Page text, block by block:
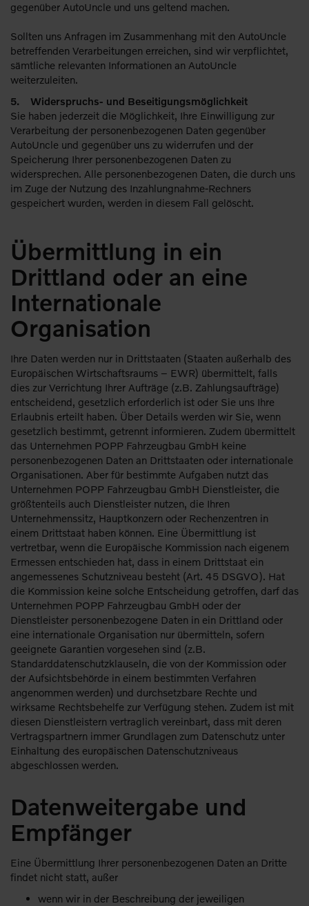
gegenüber AutoUncle und uns geltend machen.
Sollten uns Anfragen im Zusammenhang mit den AutoUncle
betreffenden Verarbeitungen erreichen, sind wir verpflichtet,
sämtliche relevanten Informationen an AutoUncle
weiterzuleiten.
5. Widerspruchs- und Beseitigungsmöglichkeit
Sie haben jederzeit die Möglichkeit, Ihre Einwilligung zur
Verarbeitung der personenbezogenen Daten gegenüber
AutoUncle und gegenüber uns zu widerrufen und der
Speicherung Ihrer personenbezogenen Daten zu
widersprechen. Alle personenbezogenen Daten, die durch uns
im Zuge der Nutzung des Inzahlungnahme-Rechners
gespeichert wurden, werden in diesem Fall gelöscht.
Übermittlung in ein
Drittland oder an eine
Internationale
Organisation
Ihre Daten werden nur in Drittstaaten (Staaten außerhalb des
Europäischen Wirtschaftsraums – EWR) übermittelt, falls
dies zur Verrichtung Ihrer Aufträge (z.B. Zahlungsaufträge)
entscheidend, gesetzlich erforderlich ist oder Sie uns Ihre
Erlaubnis erteilt haben. Über Details werden wir Sie, wenn
gesetzlich bestimmt, getrennt informieren. Zudem übermittelt
das Unternehmen POPP Fahrzeugbau GmbH keine
personenbezogenen Daten an Drittstaaten oder internationale
Organisationen. Aber für bestimmte Aufgaben nutzt das
Unternehmen POPP Fahrzeugbau GmbH Dienstleister, die
größtenteils auch Dienstleister nutzen, die Ihren
Unternehmenssitz, Hauptkonzern oder Rechenzentren in
einem Drittstaat haben können. Eine Übermittlung ist
vertretbar, wenn die Europäische Kommission nach eigenem
Ermessen entschieden hat, dass in einem Drittstaat ein
angemessenes Schutzniveau besteht (Art. 45 DSGVO). Hat
die Kommission keine solche Entscheidung getroffen, darf das
Unternehmen POPP Fahrzeugbau GmbH oder der
Dienstleister personenbezogene Daten in ein Drittland oder
eine internationale Organisation nur übermitteln, sofern
geeignete Garantien vorgesehen sind (z.B.
Standarddatenschutzklauseln, die von der Kommission oder
der Aufsichtsbehörde in einem bestimmten Verfahren
angenommen werden) und durchsetzbare Rechte und
wirksame Rechtsbehelfe zur Verfügung stehen. Zudem ist mit
diesen Dienstleistern vertraglich vereinbart, dass mit deren
Vertragspartnern immer Grundlagen zum Datenschutz unter
Einhaltung des europäischen Datenschutzniveaus
abgeschlossen werden.
Datenweitergabe und
Empfänger
Eine Übermittlung Ihrer personenbezogenen Daten an Dritte
findet nicht statt, außer
wenn wir in der Beschreibung der jeweiligen